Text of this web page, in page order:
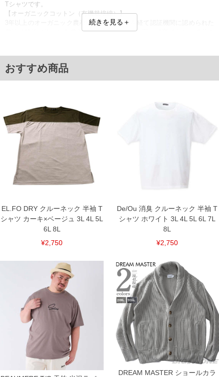
Tシャツです。
【オーガニックコットン（有機栽培綿）】
3年以上のオーガニック農産物の生産の実績を経て認証機関に認められた
農地で栽培に使われる農薬肥料の厳格な基準を守って育てられた綿花の
■サイズ表
サイズ/バスト/総丈/裾周り/肩幅/袖丈
6L/160/84/160/64/27
7L/170/86/170/66/28
8L/180/88/180/68/29
単位はcm
※【返品交換について】
返品交換希望の方は、商品到着後1週間以内にご連絡ください。
下着(肌着)やワイシャツは商品の性質上、返品交換不可とさせて頂いております。予め
ご了承くださいませ。
備考欄に股下●cmとご記入下さい。（裾上げ無料対象商品は1本につき税込6,000円以
上の品が対象。1本5,999円以下の商品は有料（500円+税）となります。）
出荷まで約1週間～20日間程お時間を頂く場合がございます。
尚、裾上げした商品は返品・交換不可となりますので、予めご了承下さい。
いている、極端なデザインが施されている等)
ンピュータ画面）によって、商品の色味が若干異なる場合がございます。予めご了承
※当店での掲載商品は、実店鋪と在庫を共用しておりますので店頭での売り違い、店
舗からのお取り寄せ等により、お客様にご迷惑をお掛けしてしまう場合がございま
す。そのようなことがない様最大限に努めておりますが、もしあった場合速やかにご
連絡させて頂きますので予めご了承ください。
続きを見る＋
おすすめ商品
EL.FO DRY クルーネック 半袖 T
シャツ カーキ×ベージュ 3L 4L 5L
6L 8L
¥2,750
De/Ou 消臭 クルーネック 半袖 T
シャツ ホワイト 3L 4L 5L 6L 7L
8L
¥2,750
DREAM MASTER ショールカラ